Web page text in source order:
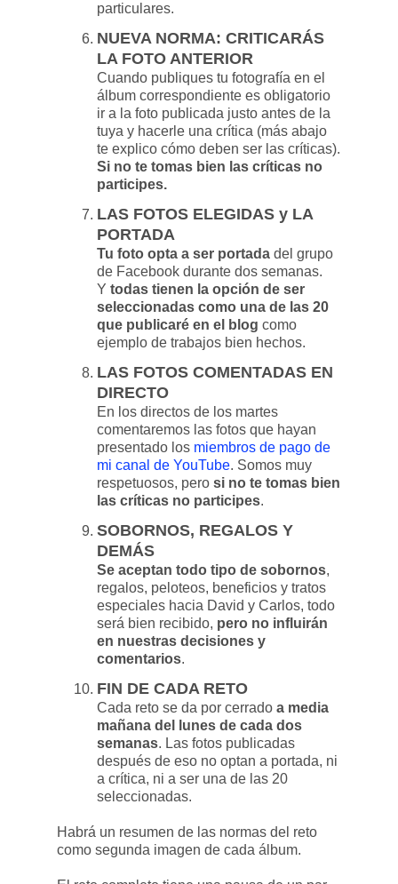
particulares.
NUEVA NORMA: CRITICARÁS
LA FOTO ANTERIOR
Cuando publiques tu fotografía en el
álbum correspondiente es obligatorio
ir a la foto publicada justo antes de la
tuya y hacerle una crítica (más abajo
te explico cómo deben ser las críticas).
Si no te tomas bien las críticas no
participes.
LAS FOTOS ELEGIDAS y LA
PORTADA
Tu foto opta a ser portada del grupo
de Facebook durante dos semanas.
Y todas tienen la opción de ser
seleccionadas como una de las 20
que publicaré en el blog como
ejemplo de trabajos bien hechos.
LAS FOTOS COMENTADAS EN
DIRECTO
En los directos de los martes
comentaremos las fotos que hayan
presentado los miembros de pago de
mi canal de YouTube. Somos muy
respetuosos, pero si no te tomas bien
las críticas no participes.
SOBORNOS, REGALOS Y
DEMÁS
Se aceptan todo tipo de sobornos,
regalos, peloteos, beneficios y tratos
especiales hacia David y Carlos, todo
será bien recibido, pero no influirán
en nuestras decisiones y
comentarios.
FIN DE CADA RETO
Cada reto se da por cerrado a media
mañana del lunes de cada dos
semanas. Las fotos publicadas
después de eso no optan a portada, ni
a crítica, ni a ser una de las 20
seleccionadas.
Habrá un resumen de las normas del reto
como segunda imagen de cada álbum.